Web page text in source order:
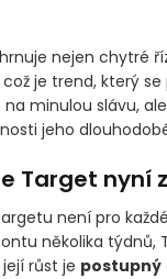
nejen chytré
což je trend, který
minulou slávu, ale
jeho
Target nyní
není pro
několika týdnů,
růst je postupný